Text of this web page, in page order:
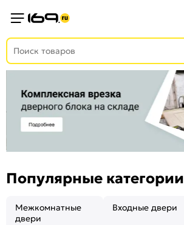
Популярные категории
Межкомнатные
двери
Входные двери